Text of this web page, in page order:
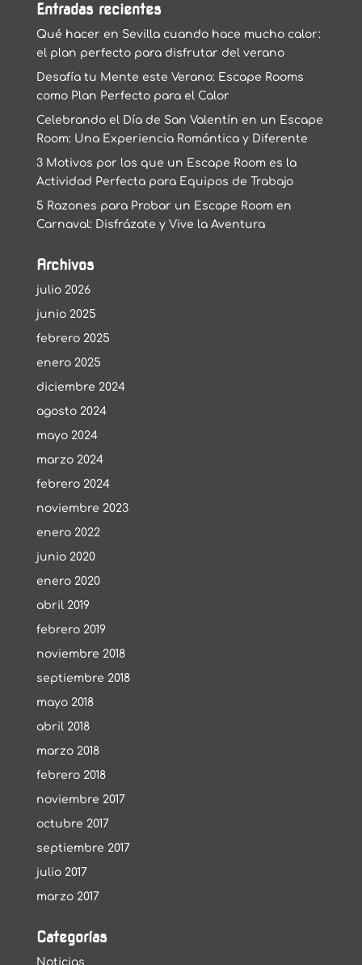
Entradas recientes
Qué hacer en Sevilla cuando hace mucho calor:
el plan perfecto para disfrutar del verano
Desafía tu Mente este Verano: Escape Rooms
como Plan Perfecto para el Calor
Celebrando el Día de San Valentín en un Escape
Room: Una Experiencia Romántica y Diferente
3 Motivos por los que un Escape Room es la
Actividad Perfecta para Equipos de Trabajo
5 Razones para Probar un Escape Room en
Carnaval: Disfrázate y Vive la Aventura
Archivos
julio 2026
junio 2025
febrero 2025
enero 2025
diciembre 2024
agosto 2024
mayo 2024
marzo 2024
febrero 2024
noviembre 2023
enero 2022
junio 2020
enero 2020
abril 2019
febrero 2019
noviembre 2018
septiembre 2018
mayo 2018
abril 2018
marzo 2018
febrero 2018
noviembre 2017
octubre 2017
septiembre 2017
julio 2017
marzo 2017
Categorías
Noticias